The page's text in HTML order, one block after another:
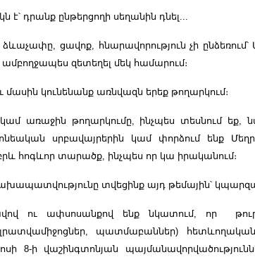
դրանք ընթերցողի սեղանին դնել...
ցավոք, հնարավորություն չի ընձեռում՝
ամբողջապես զետեղել մեկ համարում։
մասին կունենանք առնվազն երեք թողարկում։
առաջին թողարկումը, ինչպես տեսնում եք,
սրբավայրերին կամ փորձում ենք
հոգևոր տարածք, ինչպես որ կա իրականում։
տվեցինք այդ թեմային՝
ու ափսոսանքով ենք նկատում, որ
պատմաբաններ)
8-ի վաշինգտոնյան